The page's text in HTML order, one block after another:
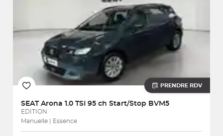
PRENDRE RDV
SEAT Arona 1.0 TSI 95 ch Start/Stop BVM5
EDITION
Manuelle | Essence